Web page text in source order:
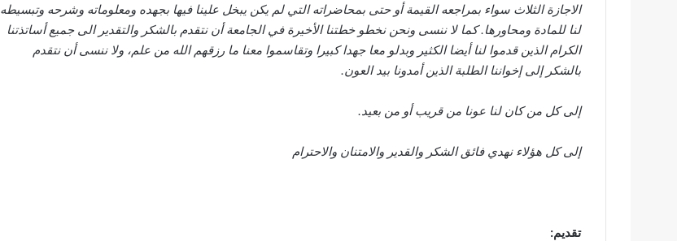
الاجازة الثلاث سواء بمراجعه القيمة أو حتى بمحاضراته التي لم يكن يبخل علينا فيها بجهده ومعلوماته وشرحه وتبسيطه
لنا للمادة ومحاورها. كما لا ننسى ونحن نخطو خطتنا الأخيرة في الجامعة أن نتقدم بالشكر والتقدير الى جميع أساتذتنا
الكرام الذين قدموا لنا أيضا الكثير وبدلو معا جهدا كبيرا وتقاسموا معنا ما رزقهم الله من علم، ولا ننسى أن نتقدم
بالشكر إلى إخواننا الطلبة الذين أمدونا بيد العون.
إلى كل من كان لنا عونا من قريب أو من بعيد.
إلى كل هؤلاء نهدي فائق الشكر والقدير والامتنان والاحترام
تقديم: